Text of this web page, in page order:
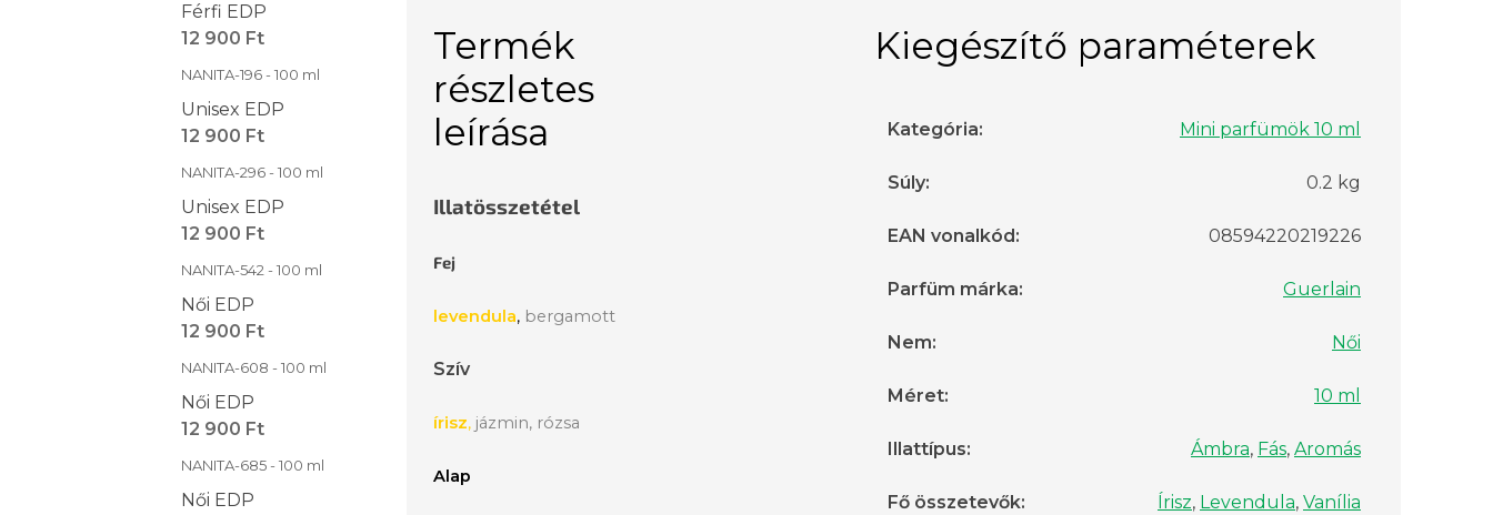
Férfi EDP
12 900 Ft
NANITA-196 - 100 ml
Unisex EDP
12 900 Ft
NANITA-296 - 100 ml
Unisex EDP
12 900 Ft
NANITA-542 - 100 ml
Női EDP
12 900 Ft
NANITA-608 - 100 ml
Női EDP
12 900 Ft
NANITA-685 - 100 ml
Női EDP
Termék
részletes
leírása
Illatösszetétel
Fej
levendula, bergamott
Szív
írisz, jázmin, rózsa
Alap
Kiegészítő paraméterek
Kategória: Mini parfümök 10 ml
Súly: 0.2 kg
EAN vonalkód : 08594220219226
Parfüm márka: Guerlain
Nem: Női
Méret: 10 ml
Illattípus: Ámbra, Fás, Aromás
Fő összetevők: Írisz, Levendula, Vanília